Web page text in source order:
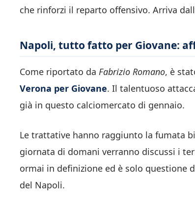
che rinforzi il reparto offensivo. Arriva
Napoli, tutto fatto per Giovane:
Come riportato da Fabrizio Romano, è
Verona per Giovane. Il talentuoso
già in questo calciomercato di gennaio.
Le trattative hanno raggiunto la fumata
giornata di domani verranno discussi i
ormai in definizione ed è solo questione
del Napoli.